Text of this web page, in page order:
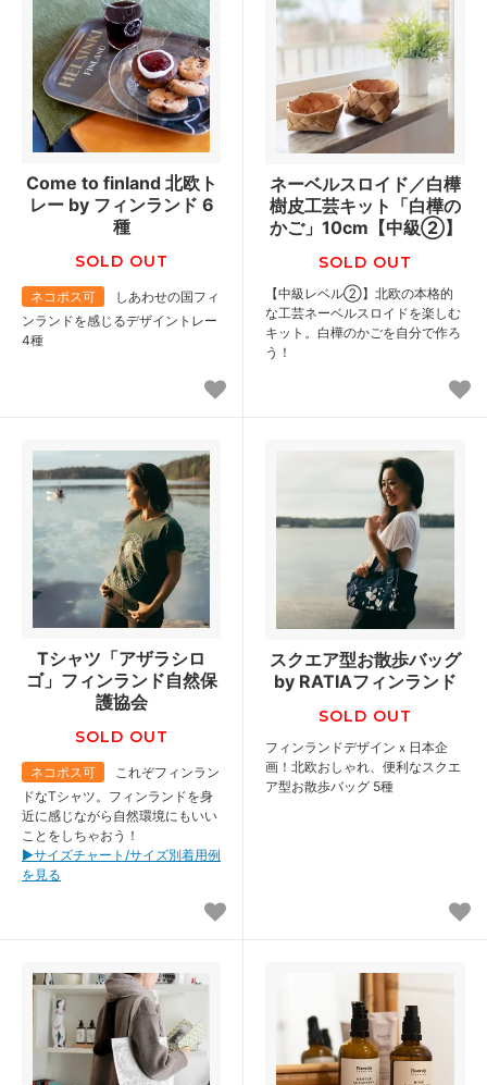
Come to finland 北欧ト
レー by フィンランド 6
種
SOLD OUT
ネコポス可
しあわせの国フィ
ンランドを感じるデザイントレー
4種
ネーベルスロイド／白樺
樹皮工芸キット「白樺の
かご」10cm【中級②】
SOLD OUT
【中級レベル②】北欧の本格的
な工芸ネーベルスロイドを楽しむ
キット。白樺のかごを自分で作ろ
う！
Tシャツ「アザラシロ
ゴ」フィンランド自然保
護協会
SOLD OUT
ネコポス可
これぞフィンラン
ドなTシャツ。フィンランドを身
近に感じながら自然環境にもいい
ことをしちゃおう！
▶︎サイズチャート/サイズ別着用例
を見る
スクエア型お散歩バッグ
by RATIAフィンランド
SOLD OUT
フィンランドデザインｘ日本企
画！北欧おしゃれ、便利なスクエ
ア型お散歩バッグ 5種